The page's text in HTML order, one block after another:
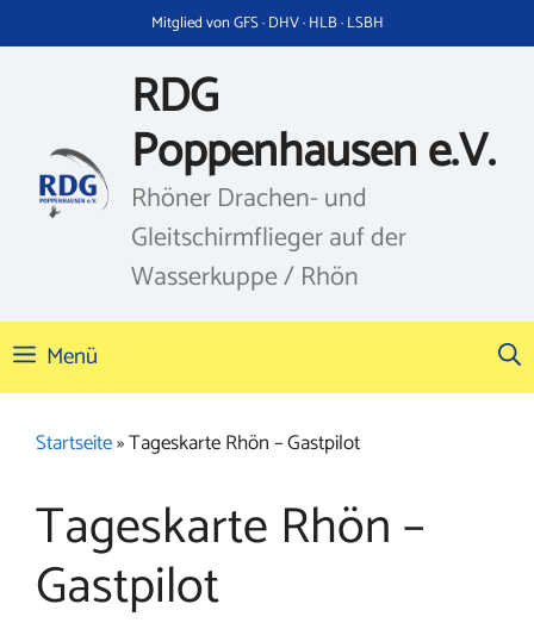
Inhalt
Mitglied von GFS · DHV · HLB · LSBH
RDG
Poppenhausen e.V.
Rhöner Drachen- und
Gleitschirmflieger auf der
Wasserkuppe / Rhön
Menü
Startseite»Tageskarte Rhön – Gastpilot
Tageskarte Rhön –
Gastpilot